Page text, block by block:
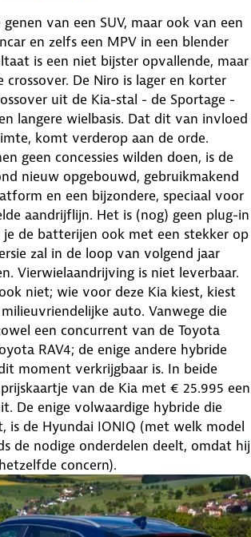
van een SUV, maar ook van een
en zelfs een MPV in een blender
is een niet bijster opvallende, maar
crossover. De Niro is lager en korter
uit de Kia-stal - de Sportage -
langere wielbasis. Dat dit van invloed
komt verderop aan de orde.
geen concessies wilden doen, is de
nieuw opgebouwd, gebruikmakend
en een bijzondere, speciaal voor
aandrijflijn. Het is (nog) geen plug-in
de batterijen ook met een stekker op
zal in de loop van volgend jaar
Vierwielaandrijving is niet leverbaar.
niet; wie voor deze Kia kiest, kiest
auto. Vanwege die
een concurrent van de Toyota
RAV4; de enige andere hybride
moment verkrijgbaar is. In beide
van de Kia met € 25.995 een
De enige volwaardige hybride die
is de Hyundai IONIQ (met welk model
de nodige onderdelen deelt, omdat hij
concern).